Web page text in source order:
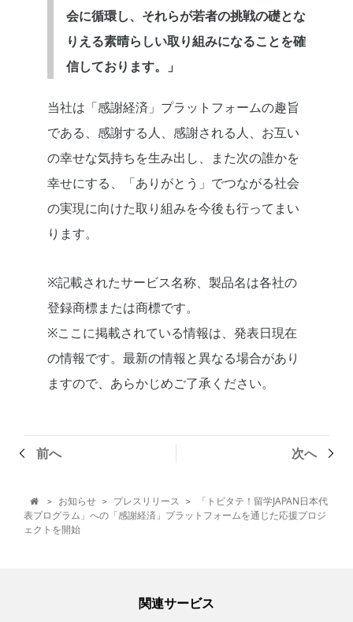
会に循環し、それらが若者の挑戦の礎とな
りえる素晴らしい取り組みになることを確
信しております。」
当社は「感謝経済」プラットフォームの趣旨
である、感謝する人、感謝される人、お互い
の幸せな気持ちを生み出し、また次の誰かを
幸せにする、「ありがとう」でつながる社会
の実現に向けた取り組みを今後も行ってまい
ります。
※記載されたサービス名称、製品名は各社の
登録商標または商標です。
※ここに掲載されている情報は、発表日現在
の情報です。最新の情報と異なる場合があり
ますので、あらかじめご了承ください。
前へ 次へ
 > お知らせ > プレスリリース >
「トビタテ！留学JAPAN日本代
表プログラム」への「感謝経済」プラットフォームを通じた応援プロジ
ェクトを開始
関連サービス